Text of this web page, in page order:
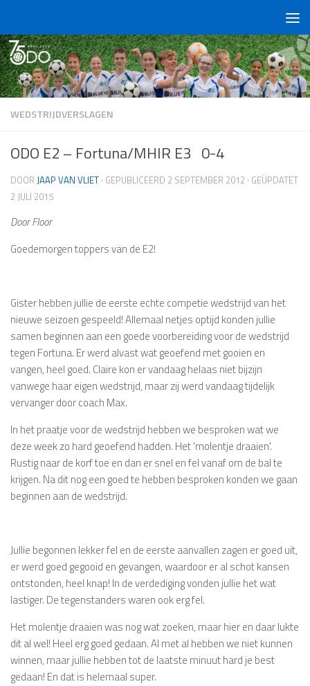
WEDSTRIJDVERSLAGEN
ODO E2 – Fortuna/MHIR E3 0-4
DOOR JAAP VAN VLIET · GEPUBLICEERD 2 SEPTEMBER 2012 · GEÜPDATET
2 JULI 2015
Door Floor
Goedemorgen toppers van de E2!
Gister hebben jullie de eerste echte competie wedstrijd van het
nieuwe seizoen gespeeld! Allemaal netjes optijd konden jullie
samen beginnen aan een goede voorbereiding voor de wedstrijd
tegen Fortuna. Er werd alvast wat geoefend met gooien en
vangen, heel goed. Claire kon er vandaag helaas niet bijzijn
vanwege haar eigen wedstrijd, maar zij werd vandaag tijdelijk
vervanger door coach Max.
In het praatje voor de wedstrijd hebben we besproken wat we
deze week zo hard geoefend hadden. Het 'molentje draaien'.
Rustig naar de korf toe en dan er snel en fel vanaf om de bal te
krijgen. Na dit nog een goed te hebben besproken konden we gaan
beginnen aan de wedstrijd.
Jullie begonnen lekker fel en de eerste aanvallen zagen er goed uit,
er werd goed gegooid en gevangen, waardoor er al schot kansen
ontstonden, heel knap! In de verdediging vonden jullie het wat
lastiger. De tegenstanders waren ook erg fel.
Het molentje draaien was nog wat zoeken, maar hier en daar lukte
dit al wel! Heel erg goed gedaan. Al met al hebben we niet kunnen
winnen, maar jullie hebben tot de laatste minuut hard je best
gedaan! En dat is helemaal super.